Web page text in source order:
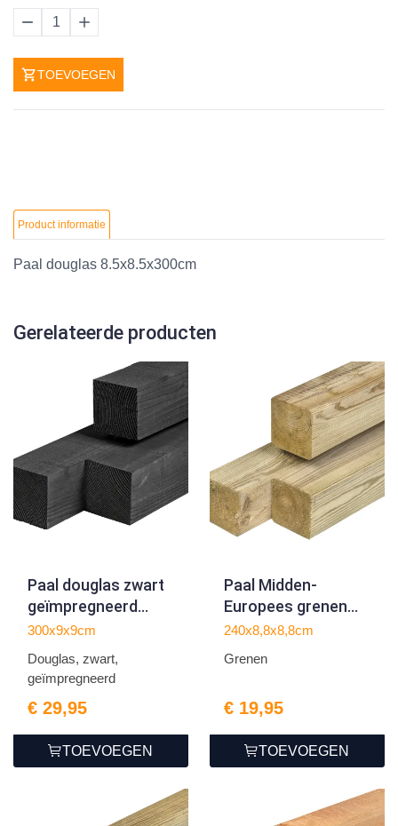
1
TOEVOEGEN
Product informatie
Paal douglas 8.5x8.5x300cm
Gerelateerde producten
Paal douglas zwart
geïmpregneerd
9.0x9.0x300cm
300x9x9cm
Douglas, zwart,
geïmpregneerd
€ 29,95
TOEVOEGEN
Paal Midden-
Europees grenen
8.8x8.8x240cm
240x8,8x8,8cm
Grenen
€ 19,95
TOEVOEGEN